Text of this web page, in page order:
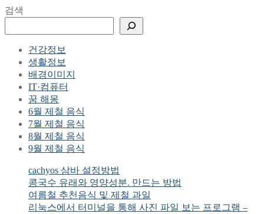
검색
건강정보
생활정보
배경이미지
IT·컴퓨터
꿈 해몽
6월 제철 음식
7월 제철 음식
8월 제철 음식
9월 제철 음식
cachyos 삼바 설정방법
콩국수 유래와 영양성분. 만드는 방법
여름철 추천음식 및 제철 과일
리눅스에서 터미널을 통해 사진 파일 보는 프로그램 –